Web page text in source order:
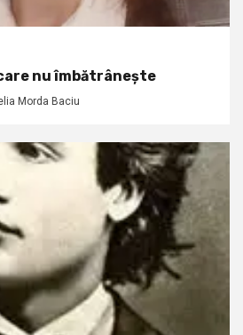
nu îmbătrânește
Morda Baciu